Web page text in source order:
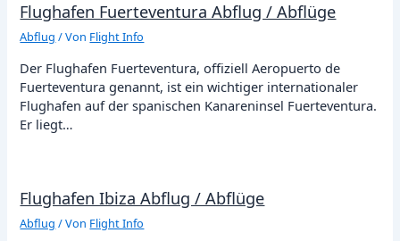
Flughafen Fuerteventura Abflug / Abflüge
Abflug / Von Flight Info
Der Flughafen Fuerteventura, offiziell Aeropuerto de
Fuerteventura genannt, ist ein wichtiger internationaler
Flughafen auf der spanischen Kanareninsel Fuerteventura.
Er liegt…
Flughafen Ibiza Abflug / Abflüge
Abflug / Von Flight Info